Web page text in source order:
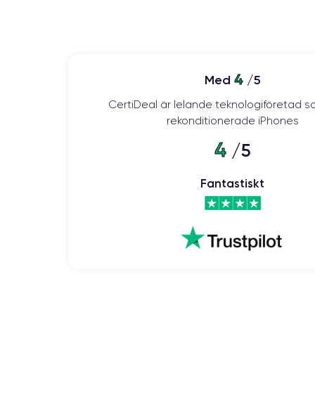
Med 4/5
CertiDeal är lelande teknologiföretad
rekonditionerade iPhones
4/5
Fantastiskt